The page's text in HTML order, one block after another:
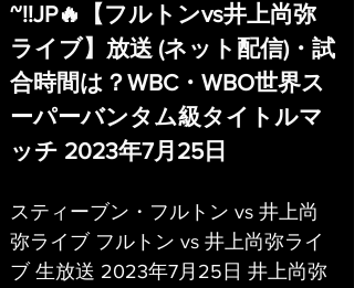
~!!JP🔥【フルトンvs井上尚弥
ライブ】放送 (ネット配信)・試
合時間は？WBC・WBO世界ス
ーパーバンタム級タイトルマ
ッチ 2023年7月25日
スティーブン・フルトン vs 井上尚
弥ライブ フルトン vs 井上尚弥ライ
ブ 生放送 2023年7月25日 井上尚弥